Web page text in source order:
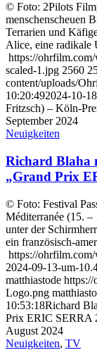
© Foto: 2Pilots
menschenscheuen
Terrarien und
Alice, eine
https://
scaled-1.jpg 2560
content/uploads/
10:20:492024-10-
Fritzsch) – Köln-
September 2024
Neuigkeiten
Richard Blaha
„Grand Prix
© Foto: Festival
Méditerranée (15. –
unter der
ein französisch-
https://
2024-09-13-um-
matthiastode
Logo.png
10:53:18Richard
Prix ERIC SERRA
August 2024
Neuigkeiten, TV